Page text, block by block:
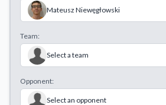
Mateusz Niewęgłowski
Team:
Select a team
Opponent:
Select an opponent